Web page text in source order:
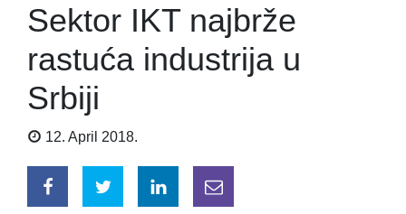
Sektor IKT najbrže
rastuća industrija u
Srbiji
12. April 2018.